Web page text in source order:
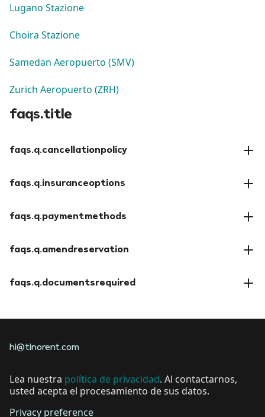
Lugano Stazione
Choira Stazione
Samedan Aeropuerto (SMV)
Zurich Aeropuerto (ZRH)
faqs.title
faqs.q.cancellationpolicy
faqs.q.insuranceoptions
faqs.q.paymentmethods
faqs.q.amendreservation
faqs.q.documentsrequired
hi@tinorent.com
Lea nuestra política de privacidad. Al contactarnos,
usted acepta el procesamiento de sus datos.
Privacy preference